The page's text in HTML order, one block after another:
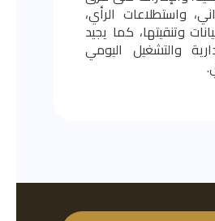
واستطلاعات الرأي،
وتنقيتها، كما يجيد
والتشغيل اليومي